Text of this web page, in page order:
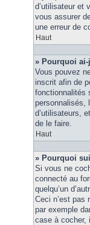
d’utilisateur et
vous assurer
une erreur de
Haut
» Pourquoi
Vous pouvez
inscrit afin de
fonctionnalités
personnalisés,
d’utilisateurs,
de le faire.
Haut
» Pourquoi
Si vous ne
connecté au
quelqu’un
Ceci n’est pas
par exemple
case à cocher,